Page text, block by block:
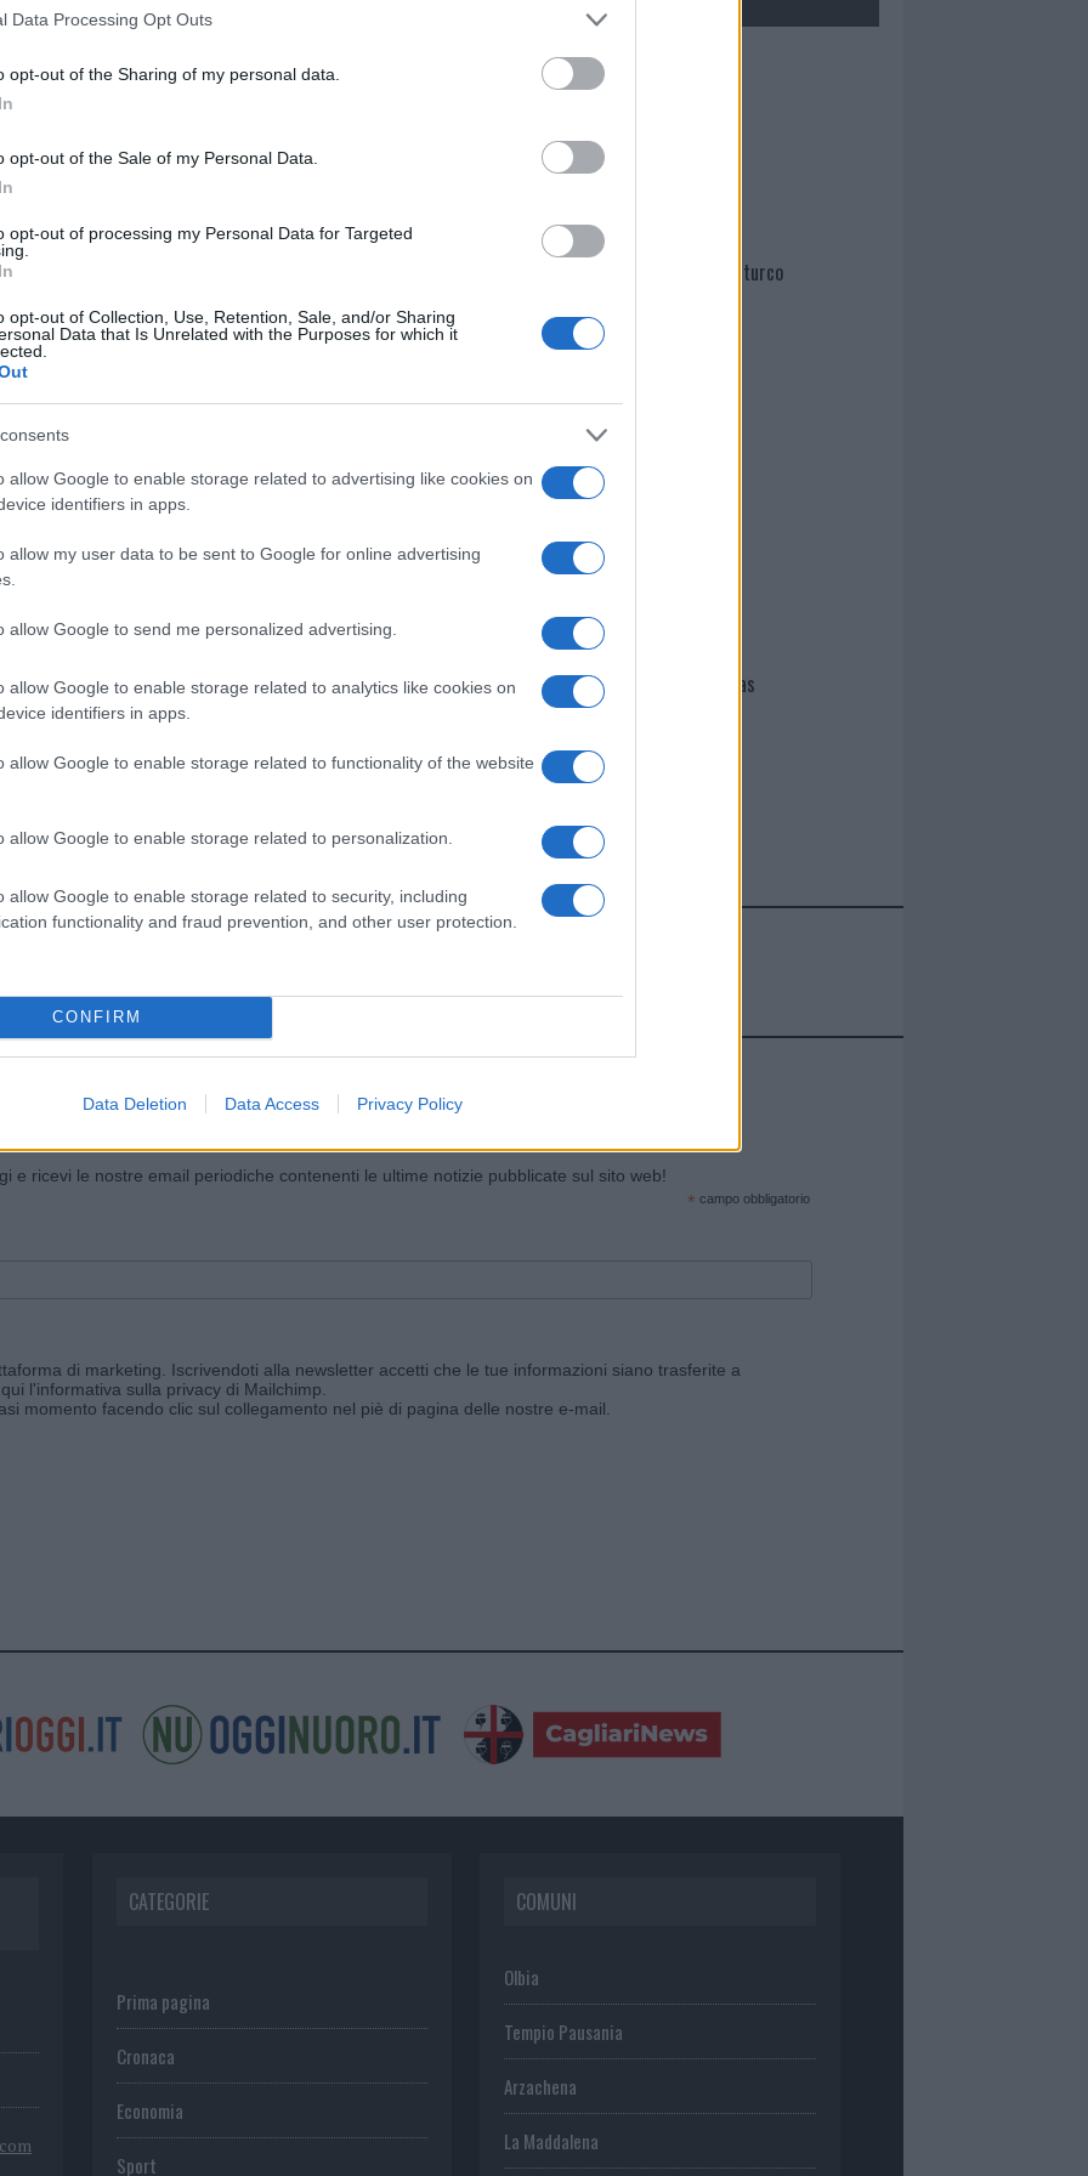
Data Processing Opt Outs
opt-out of the Sharing of my personal data.
opt-out of the Sale of my Personal Data.
opt-out of processing my Personal Data for Targeted
opt-out of Collection, Use, Retention, Sale, and/or Sharing
Data that Is Unrelated with the Purposes for which it
allow Google to enable storage related to advertising like cookies on
identifiers in apps.
allow my user data to be sent to Google for online advertising
allow Google to send me personalized advertising.
allow Google to enable storage related to analytics like cookies on
identifiers in apps.
allow Google to enable storage related to functionality of the website
allow Google to enable storage related to personalization.
allow Google to enable storage related to security, including
functionality and fraud prevention, and other user protection.
CONFIRM
Data Deletion Data Access Privacy Policy
nella sezione
Casi Covid Sardegna
di GalluraOggi.it
i tuoi video e le tue foto
+39 345 356 7512
news da
Mario Malu
Paolo Pinna
Martina Agostina Diturco
I nostri cari
I nostri cari
Giovannimaria Cabras
e ricevi le nostre email periodiche contenenti le ultime notizie pubblicate sul sito web!
* campo obbligatorio
di marketing. Iscrivendoti alla newsletter accetti che le tue informazioni siano trasferite a
l'informativa sulla privacy di Mailchimp
momento facendo clic sul collegamento nel piè di pagina delle nostre e-mail.
CATEGORIE
Prima pagina
Cronaca
Economia
Sport
COMUNI
Olbia
Tempio Pausania
Arzachena
La Maddalena